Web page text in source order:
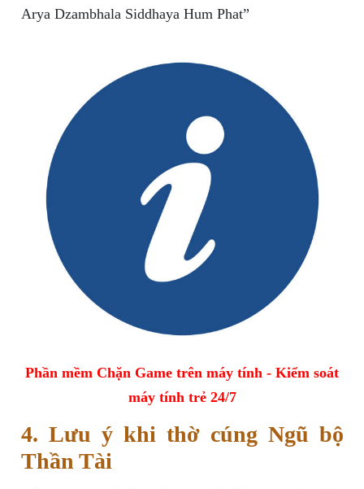
Arya Dzambhala Siddhaya Hum Phat”
Phần mềm Chặn Game trên máy tính - Kiểm soát
máy tính trẻ 24/7
4. Lưu ý khi thờ cúng Ngũ bộ
Thần Tài